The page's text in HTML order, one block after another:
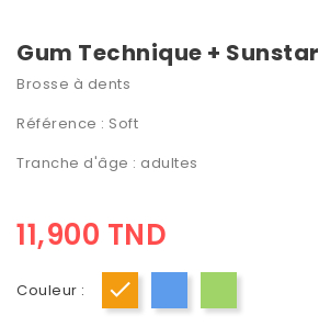
Gum Technique + Sunstar
Brosse à dents
Référence : Soft
Tranche d'âge : adultes
11,900 TND
Couleur :